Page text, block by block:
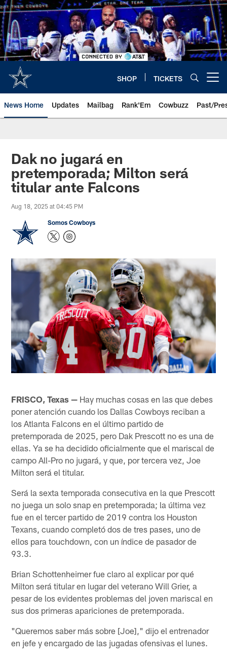
Skip
to
main
content
SHOP TICKETS
News Home Updates Mailbag Rank'Em Cowbuzz Past/
Dak no jugará en
pretemporada; Milton será
titular ante Falcons
Aug 18, 2025 at 04:45 PM
Somos Cowboys
FRISCO, Texas — Hay muchas cosas en las que debes
poner atención cuando los Dallas Cowboys reciban a
los Atlanta Falcons en el último partido de
pretemporada de 2025, pero Dak Prescott no es una de
ellas. Ya se ha decidido oficialmente que el mariscal de
campo All-Pro no jugará, y que, por tercera vez, Joe
Milton será el titular.
Será la sexta temporada consecutiva en la que Prescott
no juega un solo snap en pretemporada; la última vez
fue en el tercer partido de 2019 contra los Houston
Texans, cuando completó dos de tres pases, uno de
ellos para touchdown, con un índice de pasador de
93.3.
Brian Schottenheimer fue claro al explicar por qué
Milton será titular en lugar del veterano Will Grier, a
pesar de los evidentes problemas del joven mariscal en
sus dos primeras apariciones de pretemporada.
"Queremos saber más sobre [Joe]," dijo el entrenador
en jefe y encargado de las jugadas ofensivas el lunes.